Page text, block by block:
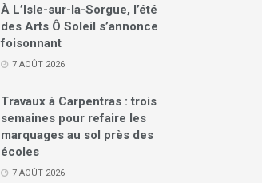
À L’Isle-sur-la-Sorgue, l’été
des Arts Ô Soleil s’annonce
foisonnant
7 AOÛT 2026
Travaux à Carpentras : trois
semaines pour refaire les
marquages au sol près des
écoles
7 AOÛT 2026